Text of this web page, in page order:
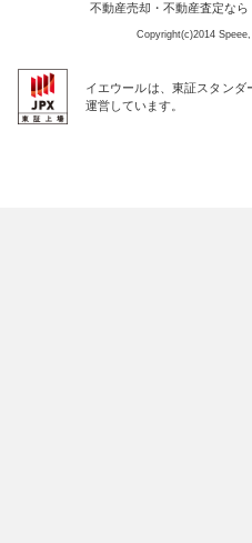
不動産売却・不動産査定なら
Copyright(c)2014
イエウールは、東証スタン
運営しています。